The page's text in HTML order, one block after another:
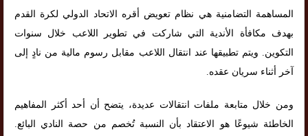
المساهمة التضامنية هي نظام تعويض أقره الاتحاد الدولي لكرة القدم
بهدف مكافأة الأندية التي شاركت في تطوير اللاعب خلال سنوات
التكوين. ويتم تطبيقها عند انتقال اللاعب مقابل رسوم مالية من نادٍ إلى
آخر أثناء سريان عقده.
ومن خلال متابعة ملفات انتقالات عديدة، يتضح أن أحد أكثر المفاهيم
الخاطئة شيوعًا هو الاعتقاد بأن النسبة تُخصم من حصة النادي البائع.